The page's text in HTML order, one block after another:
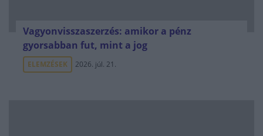
Vagyonvisszaszerzés: amikor a pénz
gyorsabban fut, mint a jog
ELEMZÉSEK 2026. júl. 21.